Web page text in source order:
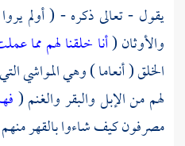
يقول - تعالى ذكره - ( أولم يروا
والأوثان (أنا خلقنا لهم مما
الخلق ( أنعاما ) وهي المواشي
لهم من الإبل والبقر والغنم (
مصرفون كيف شاءوا بالقهر